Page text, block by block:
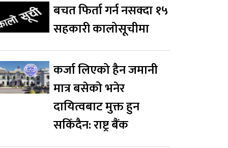
बचत फिर्ता गर्न नसक्दा १५
सहकारी कालोसूचीमा
कर्जा लिएको हैन जमानी
मात्र बसेको भनेर
दायित्वबाट मुक्त हुन
सकिँदैन: राष्ट्र बैंक